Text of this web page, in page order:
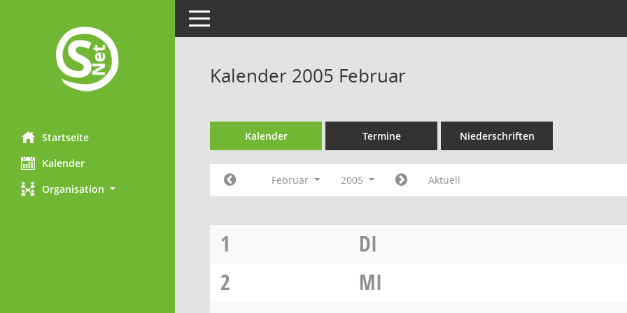
Startseite
Kalender
Organisation
Toggle navigation
Kalender 2005 Februar
Kalender Termine Niederschriften
Februar 2005 Aktuell
1
DI
2
MI